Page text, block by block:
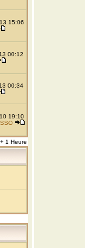
15:06
00:12
00:34
19:10
1 Heure